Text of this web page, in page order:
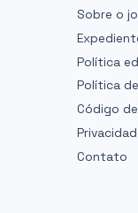
Sobre o
Política
Política
Código
Contato